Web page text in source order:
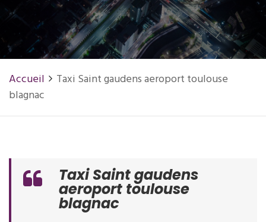
Accueil
Taxi Saint gaudens aeroport toulouse
blagnac
Taxi Saint gaudens
aeroport toulouse
blagnac